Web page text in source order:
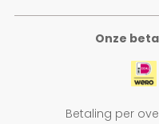
Onze
Betaling per